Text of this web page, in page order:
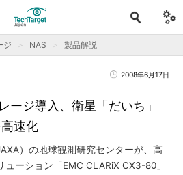
ジ NAS 製品解説
2008年6月17日
ージ導入、衛星「だいち」
速化
）の地球観測研究センターが、高
ーション「EMC CLARiX CX3-80」